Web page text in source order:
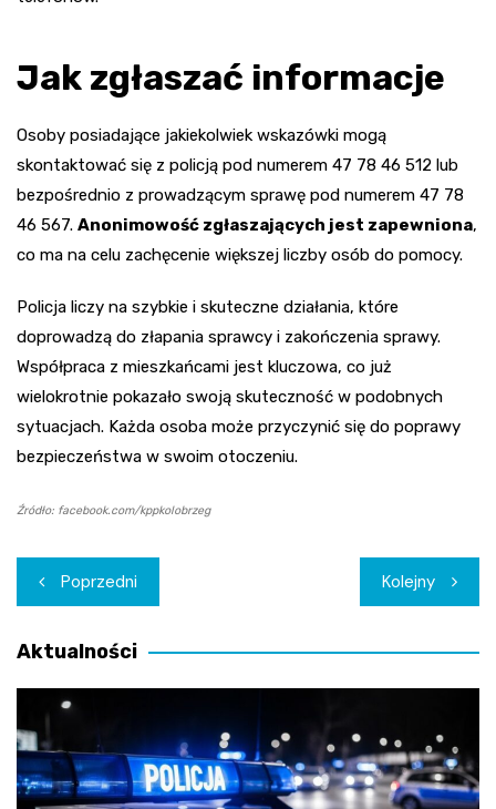
Jak zgłaszać informacje
Osoby posiadające jakiekolwiek wskazówki mogą
skontaktować się z policją pod numerem 47 78 46 512 lub
bezpośrednio z prowadzącym sprawę pod numerem 47 78
46 567. Anonimowość zgłaszających jest zapewniona,
co ma na celu zachęcenie większej liczby osób do pomocy.
Policja liczy na szybkie i skuteczne działania, które
doprowadzą do złapania sprawcy i zakończenia sprawy.
Współpraca z mieszkańcami jest kluczowa, co już
wielokrotnie pokazało swoją skuteczność w podobnych
sytuacjach. Każda osoba może przyczynić się do poprawy
bezpieczeństwa w swoim otoczeniu.
Źródło: facebook.com/kppkolobrzeg
Nawigacja
wpisu
Poprzedni Kolejny
Aktualności